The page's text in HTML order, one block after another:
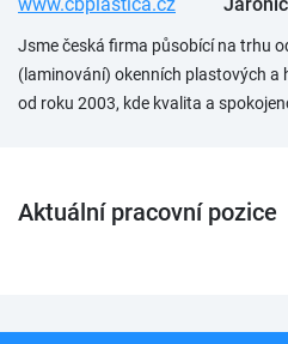
Jsme česká firma působící na trhu
(laminování) okenních plastových a
od roku 2003, kde kvalita a
Aktuální pracovní pozice